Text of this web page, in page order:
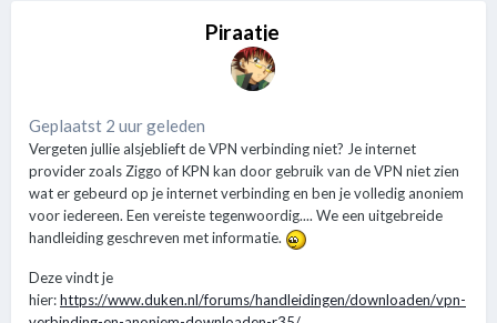
Piraatje
Geplaatst 2 uur geleden
Vergeten jullie alsjeblieft de VPN verbinding niet? Je internet
provider zoals Ziggo of KPN kan door gebruik van de VPN niet zien
wat er gebeurd op je internet verbinding en ben je volledig anoniem
voor iedereen. Een vereiste tegenwoordig.... We een uitgebreide
handleiding geschreven met informatie.
Deze vindt je
hier:https://www.duken.nl/forums/handleidingen/downloaden/vpn-